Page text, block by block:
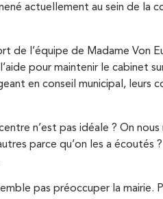
actuellement au sein de la
de l’équipe de Madame Von
pour maintenir le cabinet
en conseil municipal, leurs
n’est pas idéale ? On
parce qu’on les a écoutés
pas préoccuper la